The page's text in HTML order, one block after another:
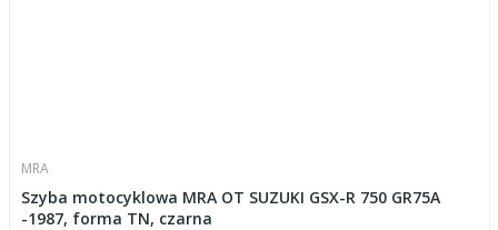
MRA
Szyba motocyklowa MRA OT SUZUKI GSX-R 750 GR75A
-1987, forma TN, czarna